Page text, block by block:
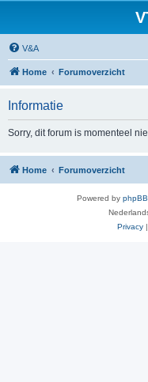
V&A
Home Forumoverzicht
Informatie
Sorry, dit forum is momenteel
Home Forumoverzicht
Powered by phpBB
Privacy |